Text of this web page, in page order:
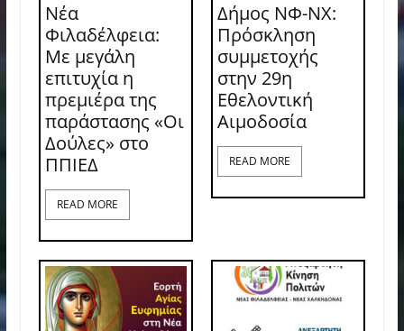
Νέα
Φιλαδέλφεια:
Με μεγάλη
επιτυχία η
πρεμιέρα της
παράστασης «Οι
Δούλες» στο
ΠΠΙΕΔ
READ MORE
Δήμος ΝΦ-ΝΧ:
Πρόσκληση
συμμετοχής
στην 29η
Εθελοντική
Αιμοδοσία
READ MORE